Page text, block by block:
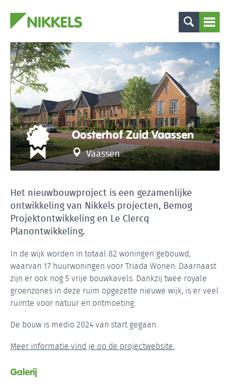
Oosterhof Zuid Vaassen
Vaassen
Het nieuwbouwproject is een gezamenlijke
ontwikkeling van Nikkels projecten, Bemog
Projektontwikkeling en Le Clercq
Planontwikkeling.
In de wijk worden in totaal 82 woningen gebouwd,
waarvan 17 huurwoningen voor Triada Wonen. Daarnaast
zijn er ook nog 5 vrije bouwkavels. Dankzij twee royale
groenzones in deze ruim opgezette nieuwe wijk, is er veel
ruimte voor natuur en ontmoeting.
De bouw is medio 2024 van start gegaan.
Meer informatie vind je op de projectwebsite.
Galerij